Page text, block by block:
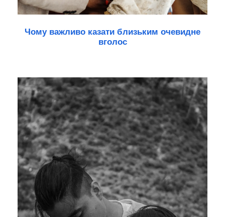
Чому важливо казати близьким очевидне
вголос